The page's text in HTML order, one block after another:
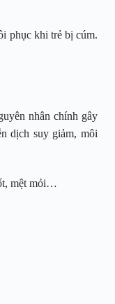
phục khi trẻ bị cúm.
nhân chính gây
dịch suy giảm, môi
mệt mỏi…